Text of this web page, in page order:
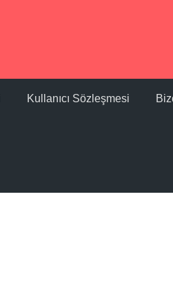
Kullanıcı Sözleşmesi